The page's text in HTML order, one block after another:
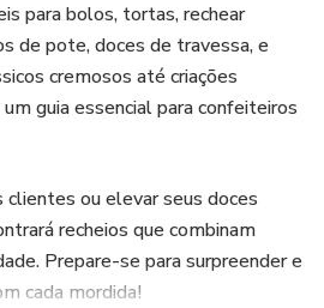
para bolos, tortas, rechear
de pote, doces de travessa, e
cremosos até criações
guia essencial para confeiteiros
clientes ou elevar seus doces
recheios que combinam
Prepare-se para surpreender e
cada mordida!